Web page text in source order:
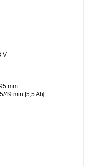
V
mm
49 min [5,5 Ah]